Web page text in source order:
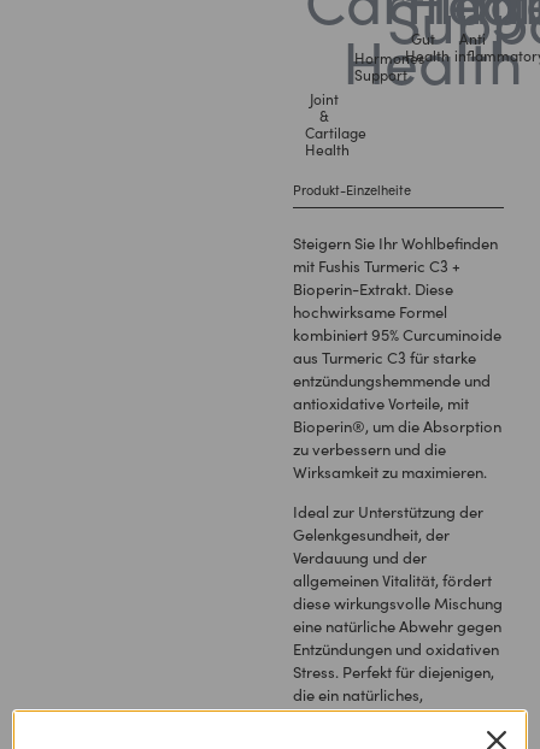
Joint
&
Cartilage
Health
Hormones
Support
Gut
Health
Anti
Produkt-Einzelheite
Steigern Sie Ihr Wohlbefinden
mit Fushis Turmeric C3 +
Bioperin-Extrakt. Diese
hochwirksame Formel
kombiniert 95% Curcuminoide
aus Turmeric C3 für starke
entzündungshemmende und
antioxidative Vorteile, mit
Bioperin®, um die Absorption
zu verbessern und die
Wirksamkeit zu maximieren.
Ideal zur Unterstützung der
Gelenkgesundheit, der
Verdauung und der
allgemeinen Vitalität, fördert
diese wirkungsvolle Mischung
eine natürliche Abwehr gegen
Entzündungen und oxidativen
Stress. Perfekt für diejenigen,
die ein natürliches,
hochwertiges